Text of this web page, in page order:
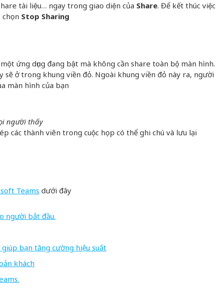
tài liệu… ngay trong giao diện của Share. Để kết thúc việc
Stop Sharing
ứng dụng đang bật mà không cần share toàn bộ màn hình.
sẽ ở trong khung viền đỏ. Ngoài khung viền đỏ này ra, người
màn hình của bạn
người thấy
các thành viên trong cuộc họp có thể ghi chú và lưu lại
Teams dưới đây
người bắt đầu.
bạn tăng cường hiệu suất
khách